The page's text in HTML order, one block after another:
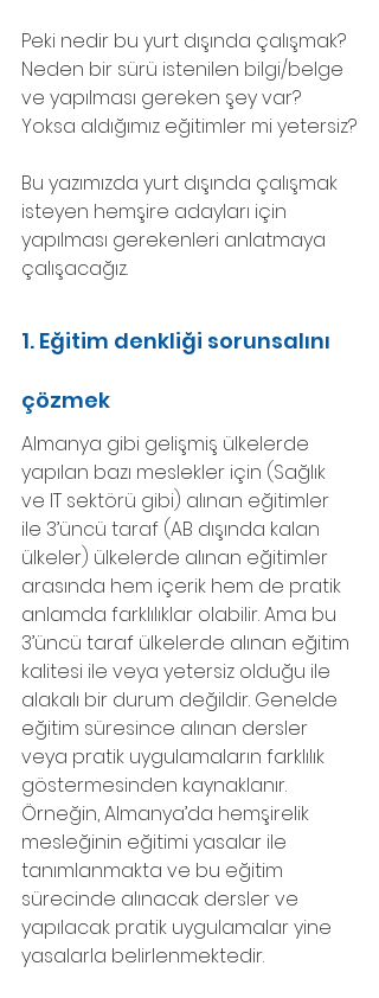
Peki nedir bu yurt dışında çalışmak?
Neden bir sürü istenilen bilgi/belge
ve yapılması gereken şey var?
Yoksa aldığımız eğitimler mi yetersiz?
Bu yazımızda yurt dışında çalışmak
isteyen hemşire adayları için
yapılması gerekenleri anlatmaya
çalışacağız.
1. Eğitim denkliği sorunsalını
çözmek
Almanya gibi gelişmiş ülkelerde
yapılan bazı meslekler için (Sağlık
ve IT sektörü gibi) alınan eğitimler
ile 3’üncü taraf (AB dışında kalan
ülkeler) ülkelerde alınan eğitimler
arasında hem içerik hem de pratik
anlamda farklılıklar olabilir. Ama bu
3’üncü taraf ülkelerde alınan eğitim
kalitesi ile veya yetersiz olduğu ile
alakalı bir durum değildir. Genelde
eğitim süresince alınan dersler
veya pratik uygulamaların farklılık
göstermesinden kaynaklanır.
Örneğin, Almanya’da hemşirelik
mesleğinin eğitimi yasalar ile
tanımlanmakta ve bu eğitim
sürecinde alınacak dersler ve
yapılacak pratik uygulamalar yine
yasalarla belirlenmektedir.